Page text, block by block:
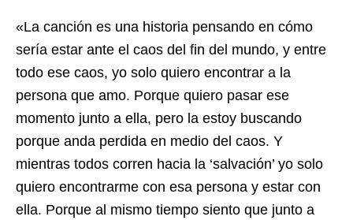
«La canción es una historia pensando en cómo
sería estar ante el caos del fin del mundo, y entre
todo ese caos, yo solo quiero encontrar a la
persona que amo. Porque quiero pasar ese
momento junto a ella, pero la estoy buscando
porque anda perdida en medio del caos. Y
mientras todos corren hacia la ‘salvación’ yo solo
quiero encontrarme con esa persona y estar con
ella. Porque al mismo tiempo siento que junto a